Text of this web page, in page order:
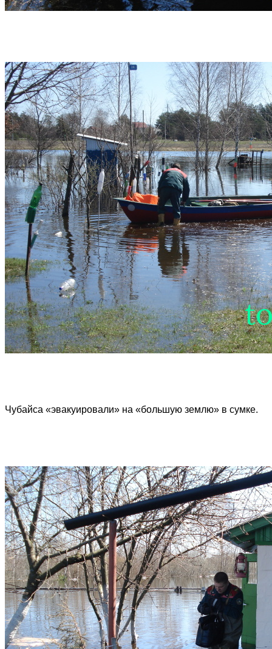
Чубайса «эвакуировали» на «большую землю» в сумке.